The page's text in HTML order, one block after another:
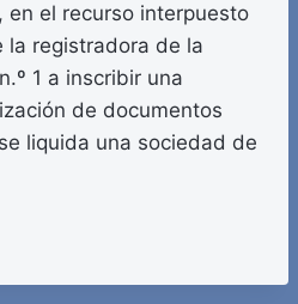
en el recurso interpuesto
la registradora de la
1 a inscribir una
de documentos
liquida una sociedad de